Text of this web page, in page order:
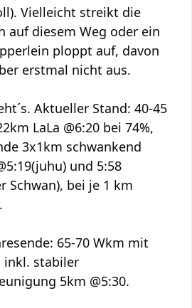
Vielleicht streikt die
auf diesem Weg oder ein
ploppt auf, davon
erstmal nicht aus.
Aktueller Stand: 40-45
LaLa @6:20 bei 74%,
3x1km schwankend
und 5:58
Schwan), bei je 1 km
65-70 Wkm mit
inkl. stabiler
5km @5:30.